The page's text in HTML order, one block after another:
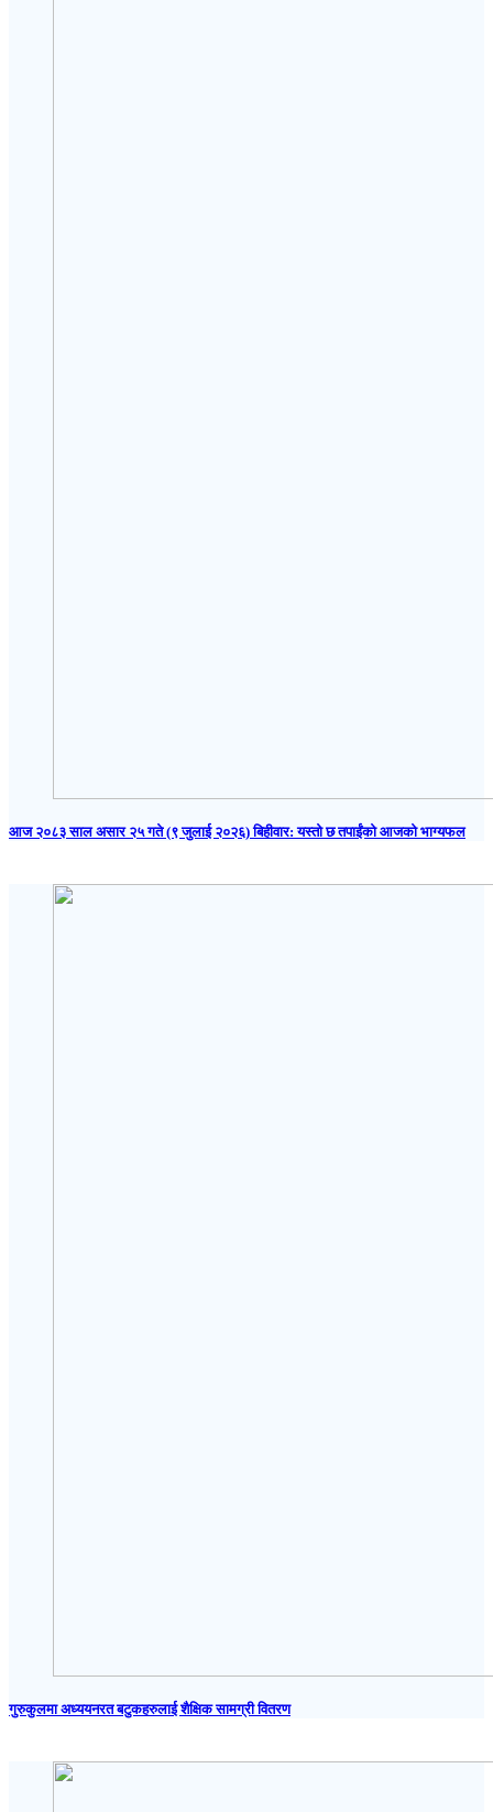
आज २०८३ साल असार २५ गते (९ जुलाई २०२६) बिहीवार: यस्तो छ तपाईंको आजको भाग्यफल
गुरुकुलमा अध्ययनरत बटुकहरुलाई शैक्षिक सामग्री वितरण